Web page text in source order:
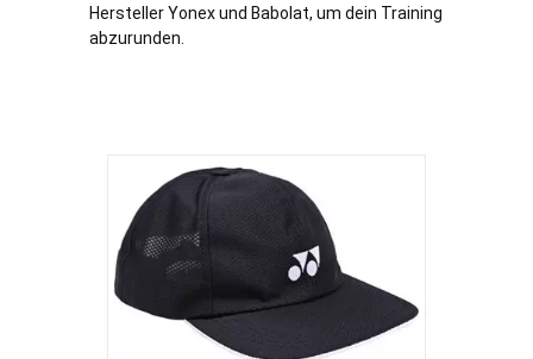
Hersteller Yonex und Babolat, um dein Training
abzurunden.